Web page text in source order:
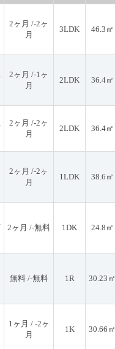
2ヶ月 /-2ヶ
月
3LDK 46.3㎡
2ヶ月 /-1ヶ
月
2LDK 36.4㎡
2ヶ月 /-2ヶ
月
2LDK 36.4㎡
2ヶ月 /-2ヶ
月
1LDK 38.6㎡
2ヶ月 /-無料 1DK 24.8㎡
無料 /-無料 1R 30.23㎡
1ヶ月 / -2ヶ
月
1K 30.66㎡